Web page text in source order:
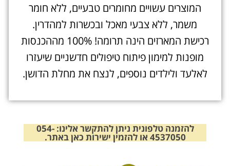
המוצרים עשויים מחומרים טבעיים, ללא חומר
משמר, ללא צבעי מאכל ובכשרות למהדרין.
רכישת המארזים הינה תרומה! 100% מההכנסות
מופנות למימון פיתוח טיפולים חדשניים שיעזרו
לאלעד ולילדים נוספים, לנצח את מחלת הדושן.
להזמנה טלפונית ניתן להתקשר אלינו: 054-
4537050 או להזמין ישירות כאן באתר.